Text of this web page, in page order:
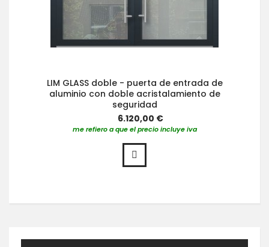
LIM GLASS doble - puerta de entrada de
aluminio con doble acristalamiento de
seguridad
6.120,00 €
me refiero a que el precio incluye iva